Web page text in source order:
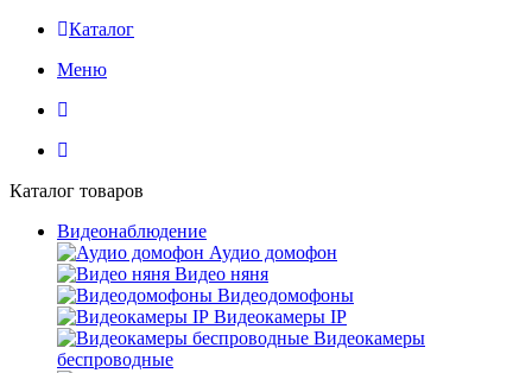
Каталог
Меню
Каталог товаров
Видеонаблюдение
Аудио домофон
Видео няня
Видеодомофоны
Видеокамеры IP
Видеокамеры
беспроводные